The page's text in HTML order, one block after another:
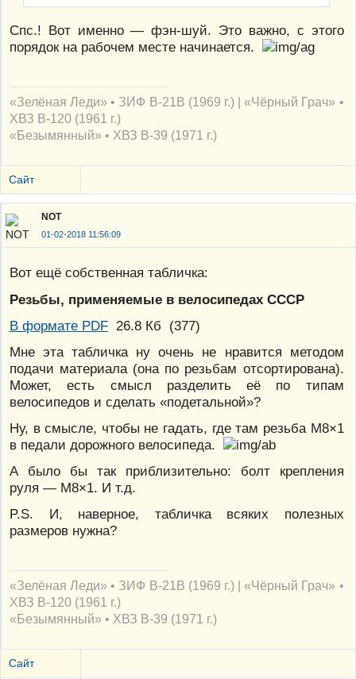
Спс.! Вот именно — фэн-шуй. Это важно, с этого
порядок на рабочем месте начинается.
«Зелёная Леди» • ЗИФ В-21В (1969 г.) | «Чёрный Грач» •
ХВЗ В-120 (1961 г.)
«Безымянный» • ХВЗ В-39 (1971 г.)
Сайт
NOT
01-02-2018 11:56:09
Вот ещё собственная табличка:
Резьбы, применяемые в велосипедах СССР
В формате PDF 26.8 Кб (377)
Мне эта табличка ну очень не нравится методом
подачи материала (она по резьбам отсортирована).
Может, есть смысл разделить её по типам
велосипедов и сделать «подетальной»?
Ну, в смысле, чтобы не гадать, где там резьба М8×1
в педали дорожного велосипеда.
А было бы так приблизительно: болт крепления
руля — М8×1. И т.д.
P.S. И, наверное, табличка всяких полезных
размеров нужна?
«Зелёная Леди» • ЗИФ В-21В (1969 г.) | «Чёрный Грач» •
ХВЗ В-120 (1961 г.)
«Безымянный» • ХВЗ В-39 (1971 г.)
Сайт